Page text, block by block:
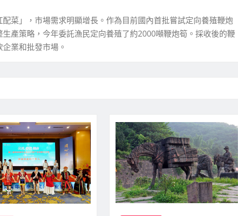
菜」，市場需求明顯增長。作為目前國內首批嘗試定向養殖鞭炮
產策略，今年委託漁民定向養殖了約2000噸鞭炮筍。採收後的鞭
業和批發市場。